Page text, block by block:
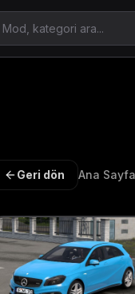
Geri dön Ana Sayfa